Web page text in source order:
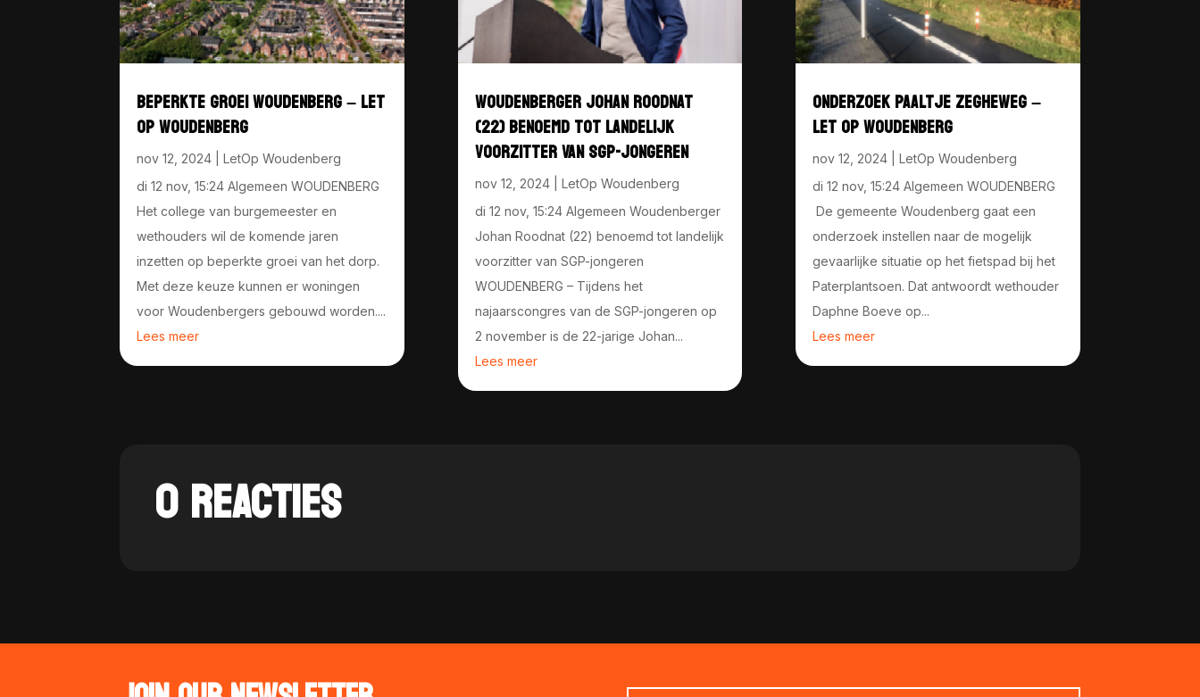
BEPERKTE GROEI WOUDENBERG – LET
OP WOUDENBERG
nov 12, 2024
LetOp Woudenberg
di 12 nov, 15:24 Algemeen WOUDENBERG
Het college van burgemeester en
wethouders wil de komende jaren
inzetten op beperkte groei van het dorp.
Met deze keuze kunnen er woningen
voor Woudenbergers gebouwd worden....
Lees meer
WOUDENBERGER JOHAN ROODNAT
(22) BENOEMD TOT LANDELIJK
VOORZITTER VAN SGP-JONGEREN
nov 12, 2024|
LetOp Woudenberg
di 12 nov, 15:24 Algemeen Woudenberger
Johan Roodnat (22) benoemd tot landelijk
voorzitter van SGP-jongeren
WOUDENBERG – Tijdens het
najaarscongres van de SGP-jongeren op
2 november is de 22-jarige Johan...
Lees meer
ONDERZOEK PAALTJE ZEGHEWEG –
LET OP WOUDENBERG
nov 12, 2024|
LetOp Woudenberg
di 12 nov, 15:24 Algemeen WOUDENBERG
De gemeente Woudenberg gaat een
onderzoek instellen naar de mogelijk
gevaarlijke situatie op het fietspad bij het
Paterplantsoen. Dat antwoordt wethouder
Daphne Boeve op...
Lees meer
0 REACTIES